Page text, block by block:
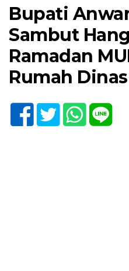
Bupati
Sambut
Ramadan
Rumah Dinas